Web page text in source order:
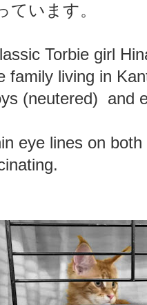
ています。
Torbie girl
family living in
(neutered) and
eye lines on